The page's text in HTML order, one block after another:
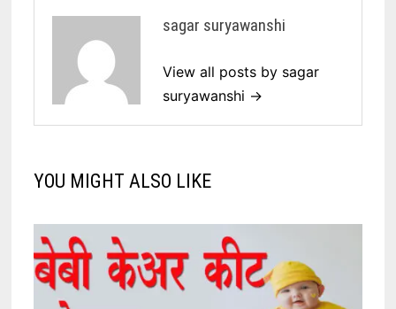
sagar suryawanshi
View all posts by sagar
suryawanshi →
YOU MIGHT ALSO LIKE